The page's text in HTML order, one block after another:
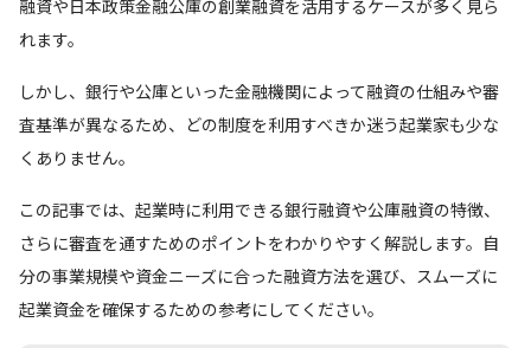
融資や日本政策金融公庫の創業融資を活用するケースが多く見ら
れます。
しかし、銀行や公庫といった金融機関によって融資の仕組みや審
査基準が異なるため、どの制度を利用すべきか迷う起業家も少な
くありません。
この記事では、起業時に利用できる銀行融資や公庫融資の特徴、
さらに審査を通すためのポイントをわかりやすく解説します。自
分の事業規模や資金ニーズに合った融資方法を選び、スムーズに
起業資金を確保するための参考にしてください。